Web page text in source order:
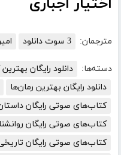
مترجمان: 3 سوت دانلود
دسته‌ها:
دانلود رایگان
دانلود رایگان بهترین رمان‌ها
کتاب‌های صوتی رایگان
کتاب‌های صوتی رایگان
کتاب‌های صوتی رایگان